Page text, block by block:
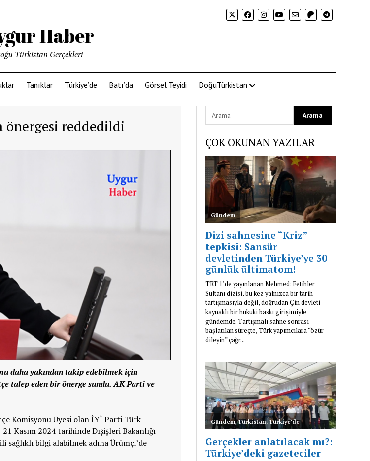
Haber
Türkistan Gerçekleri
Tanıklar Türkiye’de Batı’da Görsel Teyidi DoğuTürkistan
önergesi reddedildi
daha yakından takip edebilmek için
talep eden bir önerge sundu. AK Parti ve
Komisyonu Üyesi olan İYİ Parti Türk
Kasım 2024 tarihinde Dışişleri Bakanlığı
bilgi alabilmek adına Ürümçi’de
ÇOK OKUNAN YAZILAR